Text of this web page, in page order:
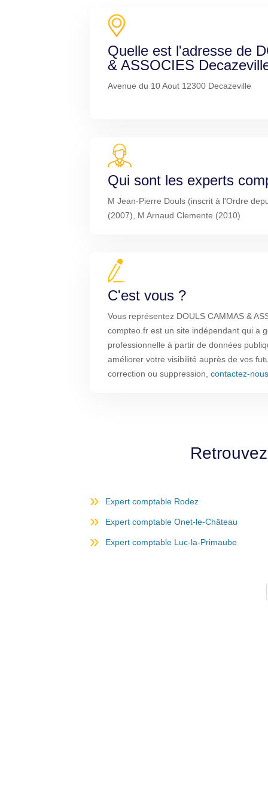
Quelle est l'adresse de
& ASSOCIES
Avenue du 10 Aout 12300 Decazeville
Qui sont les experts
M Jean-Pierre Douls (inscrit à l'Ordre
(2007), M Arnaud Clemente (2010)
C'est vous ?
Vous représentez DOULS CAMMAS &
compteo.fr est un site indépendant qui a
professionnelle à partir de données
améliorer votre visibilité auprès de vos
correction ou suppression, contactez-nous
Expert comptable Rodez
Expert comptable Onet-le-Château
Expert comptable Luc-la-Primaube